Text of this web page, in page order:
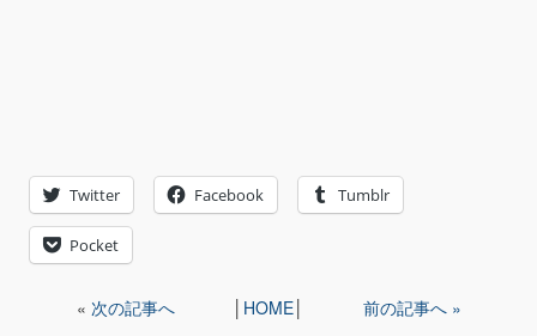
Twitter Facebook Tumblr
Pocket
« 次の記事へ HOME 前の記事へ »